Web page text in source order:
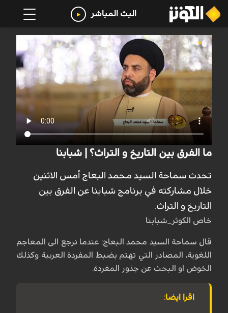
البث المباشر
ما الفرق بين التاريخ و التراث؟ | شبابنا
تحدث سماحة السيد محمد البعاج أمس الاثنين
خلال مشاركته في برنامج شبابنا عن الفرق بين
التاريخ و التراث.
خاص الكوثر_شبابنا
قال سماحة السيد محمد البعاج: عندما نرجع الى المعاجم
اللغوية، المصادر التي تهتم بضبط المفردة العربية وكذلك
الخوض او البحث عن جذور المفردة.
اقرا ايضا: